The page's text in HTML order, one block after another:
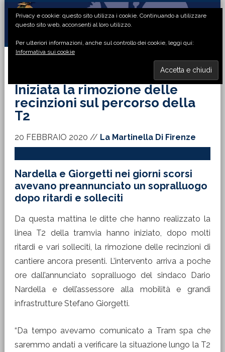
Passa
primaria
Passa
principale
Passa
laterale
Passa
di
Iniziata la rimozione delle
recinzioni sul percorso della
T2
20 FEBBRAIO 2020 // La Martinella Di Firenze
Nardella e Giorgetti nei giorni scorsi
avevano preannunciato un sopralluogo
dopo ritardi e solleciti
Da questa mattina le ditte che hanno realizzato la
linea T2 della tramvia hanno iniziato, dopo molti
ritardi e vari solleciti, la rimozione delle recinzioni di
cantiere ancora presenti. L’intervento arriva a poche
ore dall’annunciato sopralluogo del sindaco Dario
Nardella e dell’assessore alla mobilità e grandi
infrastrutture Stefano Giorgetti.
“Da tempo avevamo comunicato a Tram spa che
saremmo andati a verificare la situazione lungo la T2
Privacy e cookie: questo sito utilizza i cookie. Continuando a utilizzare
questo sito web, acconsenti al loro utilizzo.
Per ulteriori informazioni, anche sul controllo dei cookie, leggi qui:
Informativa sui cookie